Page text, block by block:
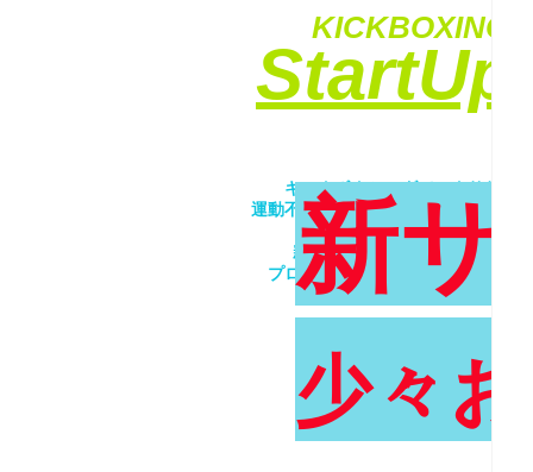
​キックボクシングでエクササイズ
運動不足解消・ダイエット・ストレ
​女性・未経験者歓迎！！
親子で一緒にトレーニング！！
プロが優しく丁寧に指導致します
新
少々